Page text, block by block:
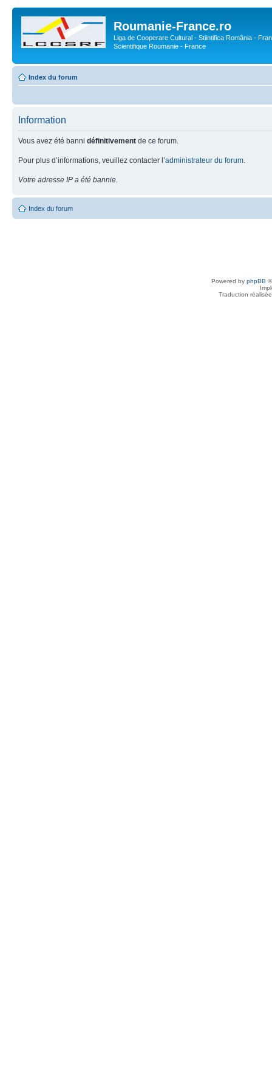
Roumanie-France.ro
Liga de Cooperare Cultural - Stiintifica România -
Scientifique Roumanie - France
Index du forum
Information
Vous avez été banni définitivement de ce forum.
Pour plus d’informations, veuillez contacter l’administrateur du forum
Votre adresse IP a été bannie.
Index du forum
Powered by phpBB
Traduction